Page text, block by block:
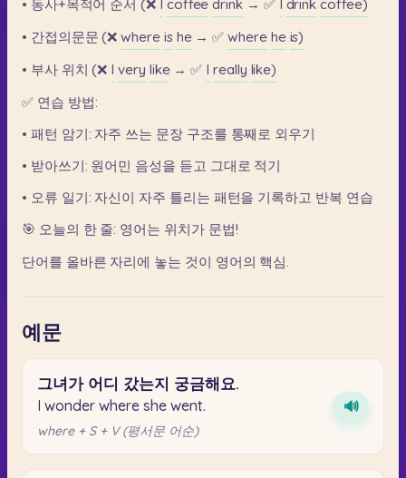
• 동사+목적어 순서 (❌ I coffee drink → ✅ I drink coffee)
• 간접의문문 (❌ where is he → ✅ where he is)
• 부사 위치 (❌ I very like → ✅ I really like)
✅ 연습 방법:
• 패턴 암기: 자주 쓰는 문장 구조를 통째로 외우기
• 받아쓰기: 원어민 음성을 듣고 그대로 적기
• 오류 일기: 자신이 자주 틀리는 패턴을 기록하고 반복 연습
🎯 오늘의 한 줄: 영어는 위치가 문법!
단어를 올바른 자리에 놓는 것이 영어의 핵심.
예문
그녀가 어디 갔는지 궁금해요.
I wonder where she went.
where + S + V (평서문 어순)
🔊